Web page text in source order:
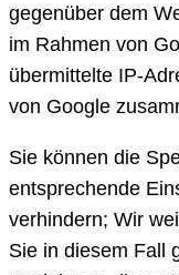
gegenüber dem
im Rahmen von
übermittelte IP-
von Google
Sie können die
entsprechende
verhindern; Wir
Sie in diesem Fall